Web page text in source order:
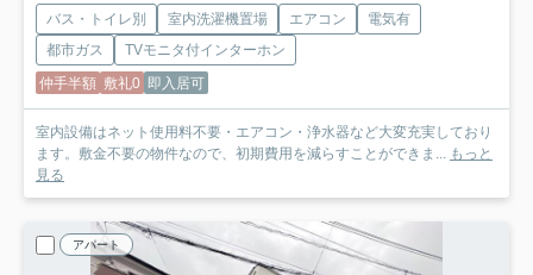
バス・トイレ別 室内洗濯機置場 エアコン
電気有
都市ガス
TVモニタ付インターホン
仲手半額 敷礼0 即入居可
室内設備はネット使用料不要・エアコン・浄水器など大変充実しており
ます。敷金不要の物件なので、初期費用を減らすことができま... もっと
見る
アパート